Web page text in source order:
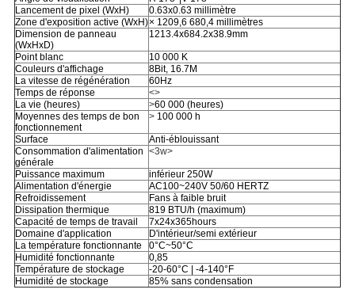
Lancement de pixel (WxH)
0.63x0.63 millimètre
Zone d'exposition active (WxH)× 1209,6 680,4 millimètres
Dimension de panneau
(WxHxD)
1213.4x684.2x38.9mm
Point blanc
10 000 K
Couleurs d'affichage
8Bit, 16.7M
La vitesse de régénération
60Hz
Temps de réponse
<>
La vie (heures)
>60 000 (heures)
Moyennes des temps de bon
fonctionnement
> 100 000 h
Surface
Anti-éblouissant
Consommation d'alimentation
générale
<3w>
Puissance maximum
inférieur 250W
Alimentation d'énergie
AC100~240V 50/60 HERTZ
Refroidissement
Fans à faible bruit
Dissipation thermique
819 BTU/h (maximum)
Capacité de temps de travail
7x24x365hours
Domaine d'application
D'intérieur/semi extérieur
La température fonctionnante
0°C~50°C
Humidité fonctionnante
0,85
Température de stockage
-20-60°C | -4-140°F
Humidité de stockage
85% sans condensation